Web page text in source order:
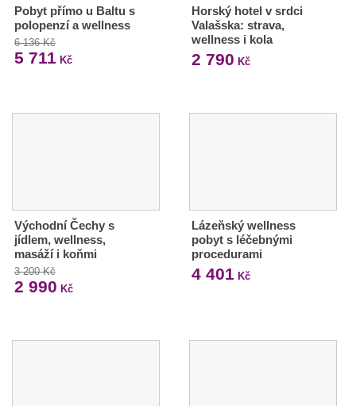
Pobyt přímo u Baltu s
polopenzí a wellness
6 136 Kč
5 711 Kč
Horský hotel v srdci
Valašska: strava,
wellness i kola
2 790 Kč
Východní Čechy s
jídlem, wellness,
masáží i koňmi
3 200 Kč
2 990 Kč
Lázeňský wellness
pobyt s léčebnými
procedurami
4 401 Kč